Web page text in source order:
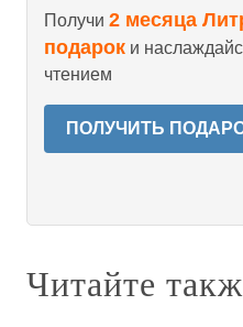
Получи 2 месяца
подарок и
чтением
ПОЛУЧИТЬ
Читайте